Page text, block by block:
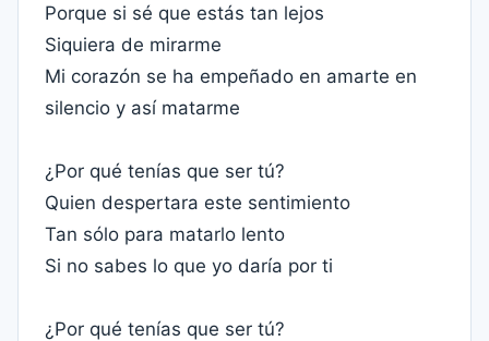
Porque si sé que estás tan lejos
Siquiera de mirarme
Mi corazón se ha empeñado en amarte en
silencio y así matarme
¿Por qué tenías que ser tú?
Quien despertara este sentimiento
Tan sólo para matarlo lento
Si no sabes lo que yo daría por ti
¿Por qué tenías que ser tú?